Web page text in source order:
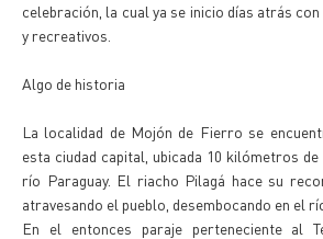
celebración, la cual ya se inicio días atrás
y recreativos.
Algo de historia
La localidad de Mojón de Fierro se
esta ciudad capital, ubicada 10 kilómetros
río Paraguay. El riacho Pilagá hace su
atravesando el pueblo, desembocando en el
En el entonces paraje perteneciente al